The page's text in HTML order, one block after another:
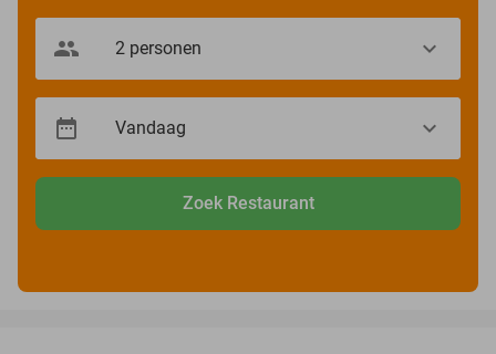
Zoek Restaurant